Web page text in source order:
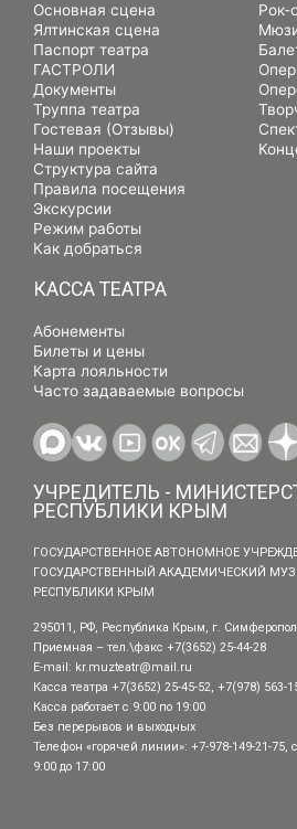
Основная сцена
Ялтинская сцена
Паспорт театра
ГАСТРОЛИ
Документы
Труппа театра
Гостевая (Отзывы)
Наши проекты
Структура сайта
Правила посещения
Экскурсии
Режим работы
Как добраться
Рок-
КАССА ТЕАТРА
Абонементы
Билеты и цены
Карта лояльности
Часто задаваемые вопросы
УЧРЕДИТЕЛЬ -
РЕСПУБЛИКИ КРЫМ
ГОСУДАРСТВЕННОЕ АВТОНОМНОЕ
ГОСУДАРСТВЕННЫЙ АКАДЕМИЧЕСКИЙ
РЕСПУБЛИКИ КРЫМ
295011, РФ, Республика Крым, г.
Приемная – тел.\факс +7(3652) 25-44-28
E-mail: kr.muzteatr@mail.ru
Касса театра +7(3652) 25-45-52, +7(978) 563-
Касса работает с 9:00 по 19:00
Без перерывов и выходных
Телефон «горячей линии»: +7-978-149-21-75,
9:00 до 17:00